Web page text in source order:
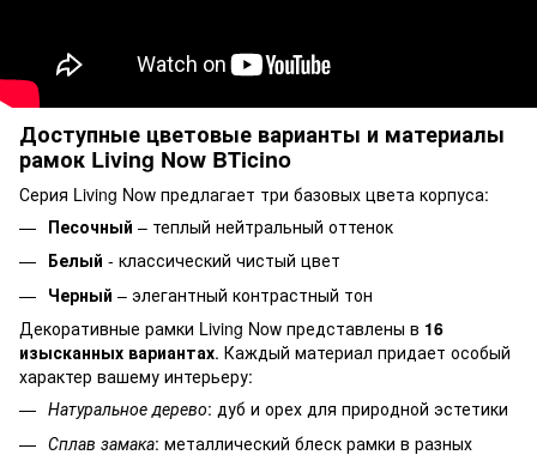
Доступные цветовые варианты и материалы
рамок Living Now BTicino
Серия Living Now предлагает три базовых цвета корпуса:
Песочный – теплый нейтральный оттенок
Белый - классический чистый цвет
Черный – элегантный контрастный тон
Декоративные рамки Living Now представлены в 16
изысканных вариантах. Каждый материал придает особый
характер вашему интерьеру:
Натуральное дерево: дуб и орех для природной эстетики
Сплав замака: металлический блеск рамки в разных